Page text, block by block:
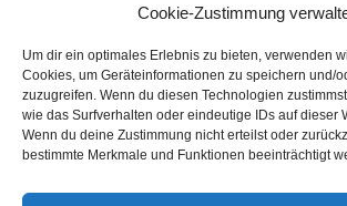
Cookie-Zustimmung
Um dir ein optimales Erlebnis zu bieten, verwenden
Cookies, um Geräteinformationen zu speichern und/
zuzugreifen. Wenn du diesen Technologien
wie das Surfverhalten oder eindeutige IDs auf dieser
Wenn du deine Zustimmung nicht erteilst oder
bestimmte Merkmale und Funktionen beeinträchtigt
Copyright © 2026 HWF Donau-Ries